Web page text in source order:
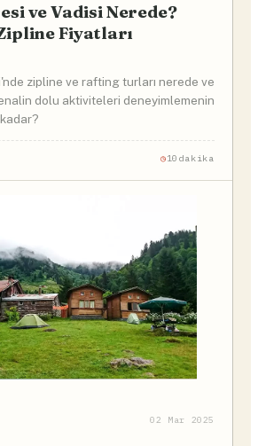
ve Vadisi Nerede?
Fiyatları
zipline ve rafting turları nerede ve
dolu aktiviteleri deneyimlemenin
10dakika
02 Mar 2025